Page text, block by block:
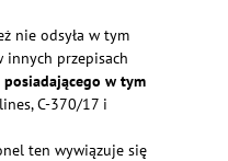
nie odsyła w tym
innych przepisach
posiadającego w tym
C‑370/17 i
ten wywiązuje się